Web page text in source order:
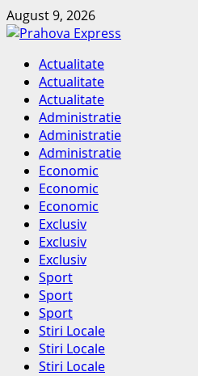
Skip
to
August 9, 2026
Primary
Menu
Actualitate
Actualitate
Actualitate
Administratie
Administratie
Administratie
Economic
Economic
Economic
Exclusiv
Exclusiv
Exclusiv
Sport
Sport
Sport
Stiri Locale
Stiri Locale
Stiri Locale